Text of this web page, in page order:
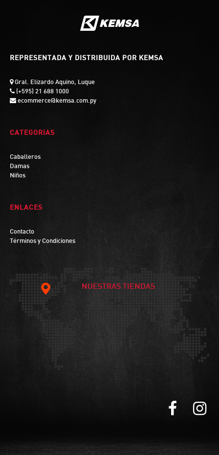
REPRESENTADA Y DISTRIBUIDA POR KEMSA
Gral. Elizardo Aquino, Luque
(+595) 21 688 1000
ecommerce@kemsa.com.py
CATEGORIAS
Caballeros
Damas
Niños
ENLACES
Contacto
Términos y Condiciones
NUESTRAS TIENDAS